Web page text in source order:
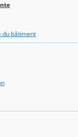
du bâtiment